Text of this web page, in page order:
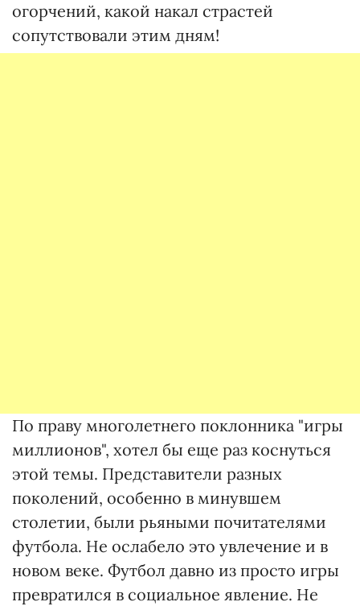
огорчений, какой накал страстей
сопутствовали этим дням!
По праву многолетнего поклонника "игры
миллионов", хотел бы еще раз коснуться
этой темы. Представители разных
поколений, особенно в минувшем
столетии, были рьяными почитателями
футбола. Не ослабело это увлечение и в
новом веке. Футбол давно из просто игры
превратился в социальное явление. Не